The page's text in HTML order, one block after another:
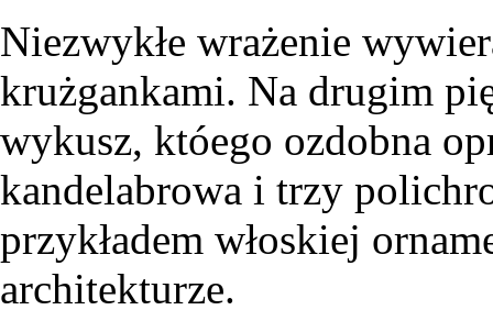
Niezwykłe wrażenie
krużgankami. Na drugim
wykusz, któego ozdobna
kandelabrowa i trzy
przykładem włoskiej
architekturze.